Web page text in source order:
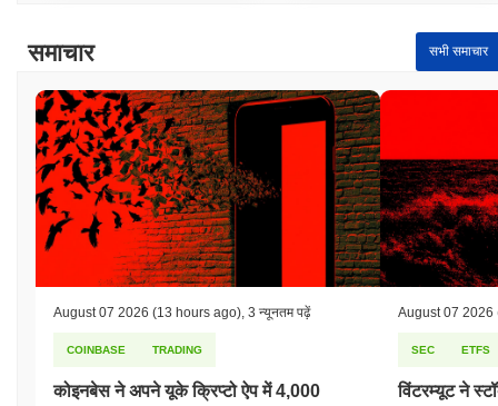
समाचार सभी समाचार
August 07 2026 (13 hours ago) 3 न्यूनतम पढ़ें
COINBASE TRADING
कोइनबेस ने अपने यूके क्रिप्टो ऐप में 4,000
August 07 2026
SEC ETFS
विंटरम्यूट ने